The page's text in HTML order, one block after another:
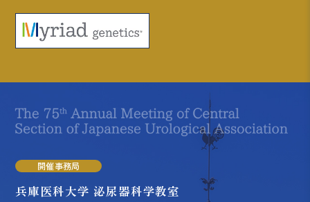
開催事務局
兵庫医科大学 泌尿器科学教室